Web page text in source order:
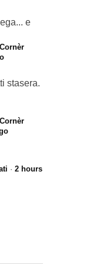
e
stasera.
· 2 hours